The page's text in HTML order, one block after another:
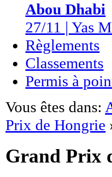
Abou Dhabi
27/11 | Yas
Règlements
Classements
Permis à
Vous êtes dans:
Prix de Hongrie
Grand Prix